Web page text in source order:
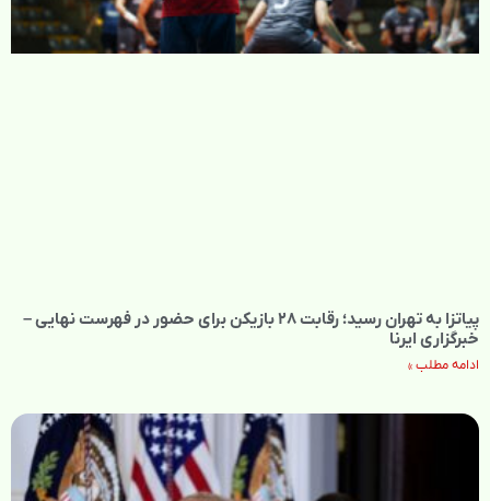
پیاتزا به تهران رسید؛ رقابت ۲۸ بازیکن برای حضور در فهرست نهایی –
خبرگزاری ایرنا
ادامه مطلب »